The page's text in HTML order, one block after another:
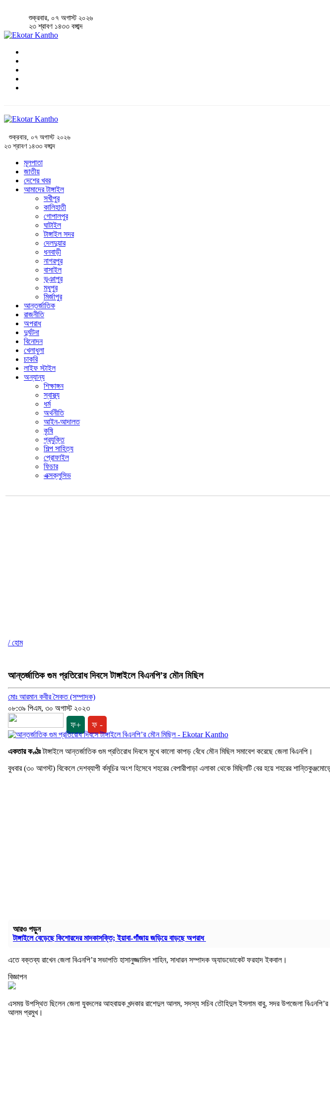
শুক্রবার, ০৭ অগাস্ট ২০২৬
২৩ শ্রাবণ ১৪৩৩ বঙ্গাব্দ
শুক্রবার, ০৭ অগাস্ট ২০২৬
২৩ শ্রাবণ ১৪৩৩ বঙ্গাব্দ
মূলপাতা
জাতীয়
দেশের খবর
আমাদের টাঙ্গাইল
সখীপুর
কালিহাতী
গোপালপুর
ঘাটাইল
টাঙ্গাইল সদর
দেলদুয়ার
ধনবাড়ী
নাগরপুর
বাসাইল
ভূঞাপুর
মধুপুর
মির্জাপুর
আন্তর্জাতিক
রাজনীতি
অপরাধ
দুর্ঘটনা
বিনোদন
খেলাধুলা
চাকরি
লাইফ স্টাইল
অন্যান্য
শিক্ষাঙ্গন
স্বাস্থ্য
ধর্ম
অর্থনীতি
আইন-আদালত
কৃষি
প্রযুক্তি
শিল্প সাহিত্য
প্রোফাইল
ফিচার
এক্সক্লুসিভ
/ হোম
আন্তর্জাতিক গুম প্রতিরোধ দিবসে টাঙ্গাইলে বিএনপি’র মৌন মিছিল
মোঃ আরমান কবীর সৈকত (সম্পাদক)
০৮:৩৯ পিএম, ৩০ অগাস্ট ২০২৩
ফ+ ফ -
একতার কণ্ঠঃটাঙ্গাইলে আন্তর্জাতিক গুম প্রতিরোধ দিবসে মুখে কালো কাপড় বেঁধে মৌন মিছিল সমাবেশ করেছে জেলা বিএনপি।
বুধবার (৩০ আগস্ট) বিকেলে দেশব্যাপী র্কমূচির অংশ হিসেবে শহরের বেপারীপাড়া এলাকা থেকে মিছিলটি বের হয়ে শহরের
আরও পড়ুন
টাঙ্গাইলে বেড়েছে কিশোরদের মাদকাসক্তি; ইয়াবা-গাঁজায় জড়িয়ে বাড়ছে অপরাধ
এতে বক্তব্য রাখেন জেলা বিএনপি’র সভাপতি হাসানুজ্জামিল শাহিন, সাধারন সম্পাদক অ্যাডভোকেট ফরহাদ ইকবাল।
বিজ্ঞাপন
এসময় উপস্থিত ছিলেন জেলা যুবদলের আহবায়ক খন্দকার রাশেদুল আলম, সদস্য সচিব তৌহিদুল ইসলাম বাবু, সদর উপজেলা
আলম প্রমুখ।